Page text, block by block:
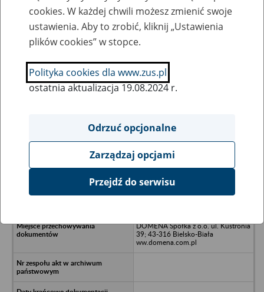
SZUKAJ
Ukryj wszystkie pozycje bazy
Metalplast Karo Spółka z o.o. w
DOMENA Spółka z o.o. ul. Kustronia
39; 43-316 Bielsko-Biała
ww.domena.com.pl
cookies. W każdej chwili możesz zmienić swoje
ustawienia. Aby to zrobić, kliknij „Ustawienia
plików cookies” w stopce.
Polityka cookies dla www.zus.pl
ostatnia aktualizacja 19.08.2024 r.
Odrzuć opcjonalne
Zarządzaj opcjami
Przejdź do serwisu